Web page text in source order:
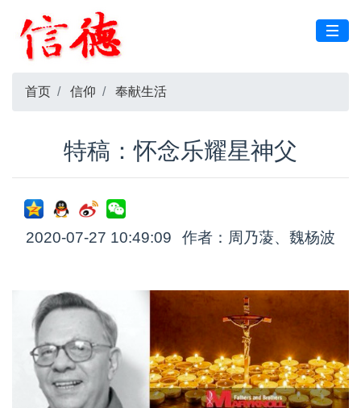
首页 信仰 奉献生活
特稿：怀念乐耀星神父
2020-07-27 10:49:09 作者：周乃蓤、魏杨波